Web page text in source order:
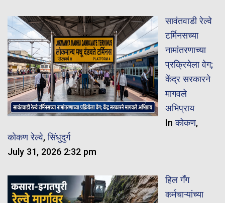
सावंतवाडी रेल्वे
टर्मिनसच्या
नामांतरणाच्या
प्रक्रियेला वेग;
केंद्र सरकारने
मागवले
अभिप्राय
Inकोकण,
कोकण रेल्वे,सिंधुदुर्ग
July 31, 2026 2:32 pm
हिल गँग
कर्मचाऱ्यांच्या